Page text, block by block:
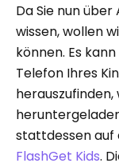
Da Sie nun
wissen, wollen
können. Es
Telefon Ihres
stattdessen auf
FlashGet Kids.